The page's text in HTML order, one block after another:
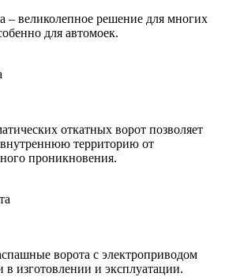
– великолепное решение для многих
для автомоек.
откатных ворот позволяет
территорию от
проникновения.
ворота с электроприводом
изготовлении и эксплуатации.